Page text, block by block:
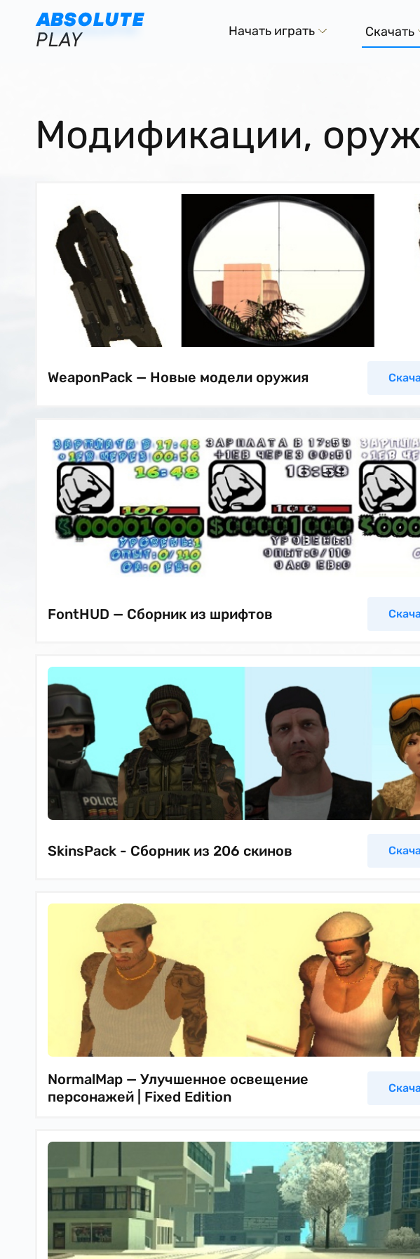
Начать играть Скачать
Модификации,
WeaponPack — Новые модели оружия
FontHUD — Сборник из шрифтов
SkinsPack - Сборник из 206 скинов
NormalMap — Улучшенное освещение
персонажей | Fixed Edition